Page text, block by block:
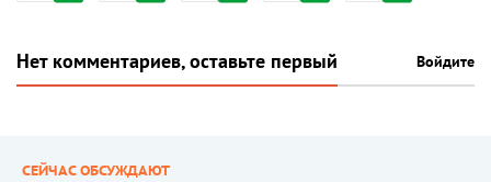
Нет комментариев, оставьте первый Войдите
СЕЙЧАС ОБСУЖДАЮТ